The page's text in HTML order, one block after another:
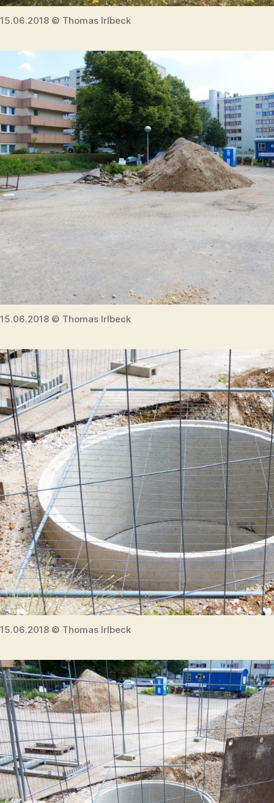
15.06.2018 © Thomas Irlbeck
15.06.2018 © Thomas Irlbeck
15.06.2018 © Thomas Irlbeck